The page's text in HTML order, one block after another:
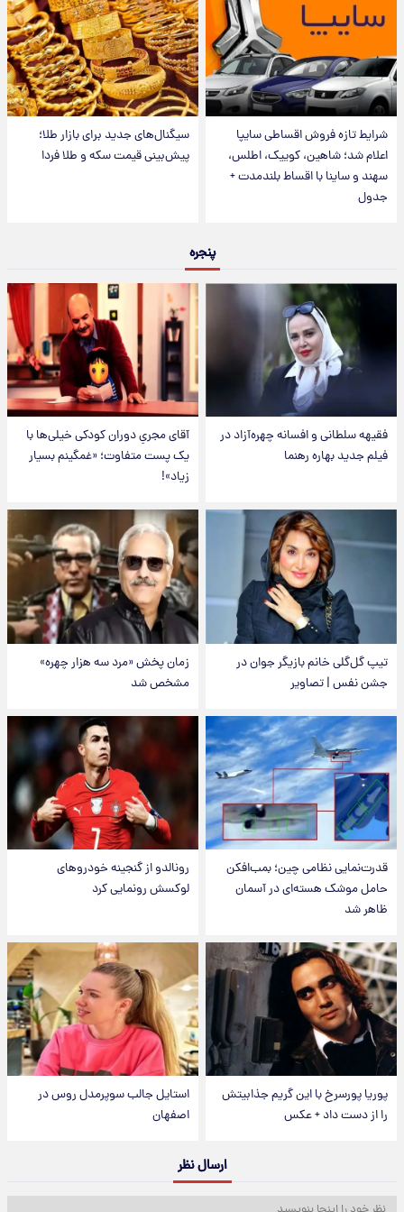
شرایط تازه فروش اقساطی سایپا
اعلام شد؛ شاهین، کوییک، اطلس،
سهند و ساینا با اقساط بلندمدت +
جدول
سیگنال‌های جدید برای بازار طلا؛
پیش‌بینی قیمت سکه و طلا فردا
پنجره
فقیهه سلطانی و افسانه چهره‌آزاد در
فیلم جدید بهاره رهنما
آقای مجریِ دوران کودکی خیلی‌ها با
یک پست متفاوت؛ «غمگینم بسیار
زیاد»!
تیپ گل‌گلی خانم بازیگر جوان در
جشن نفس | تصاویر
زمان پخش «مرد سه هزار چهره»
مشخص شد
قدرت‌نمایی نظامی چین؛ بمب‌افکن
حامل موشک هسته‌ای در آسمان
ظاهر شد
رونالدو از گنجینه خودروهای
لوکسش رونمایی کرد
پوریا پورسرخ با این گریم جذابیتش
را از دست داد + عکس
استایل جالب سوپرمدل روس در
اصفهان
ارسال نظر